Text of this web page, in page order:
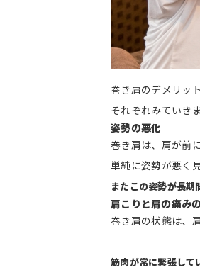
巻き肩のデメリッ
それぞれみていき
姿勢の悪化
巻き肩は、肩が前
単純に姿勢が悪く
またこの姿勢が長
肩こりと肩の痛み
巻き肩の状態は、
筋肉が常に緊張して